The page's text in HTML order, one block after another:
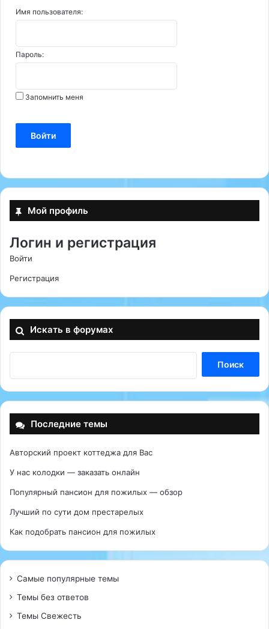
Имя пользователя:
Пароль:
Запомнить меня
Войти
Мой профиль
Логин и регистрация
Войти
Регистрация
Искать в форумах
Последние темы
Авторский проект коттеджа для Вас
У нас колодки — заказать онлайн
Популярный пансион для пожилых — обзор
Лучший по сути дом престарелых
Как подобрать пансион для пожилых
Самые популярные темы
Темы без ответов
Темы Свежесть